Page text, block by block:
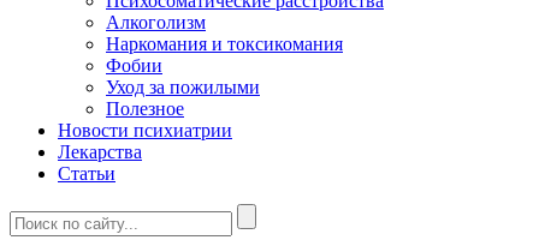
Алкоголизм
Наркомания и токсикомания
Фобии
Уход за пожилыми
Полезное
Новости психиатрии
Лекарства
Статьи